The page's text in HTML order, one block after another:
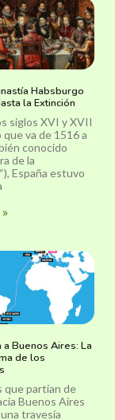
Habsburgo
la Extinción
siglos XVI y XVII
va de 1516 a
conocido
de la
España estuvo
a Buenos Aires: La
de los
que partían de
Buenos Aires
travesía